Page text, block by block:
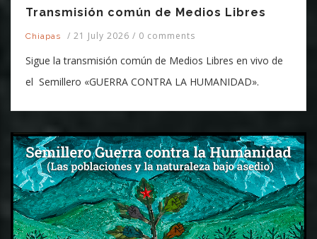
Transmisión común de Medios Libres
Chiapas / 21 July 2026 / 0 comments
Sigue la transmisión común de Medios Libres en vivo de
el Semillero «GUERRA CONTRA LA HUMANIDAD».